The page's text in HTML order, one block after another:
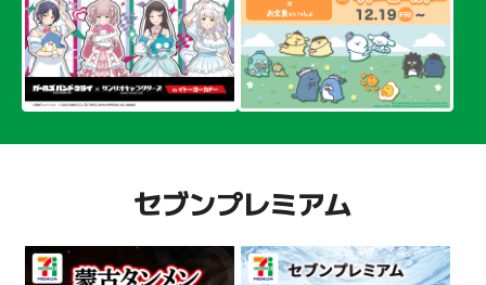
セブンプレミアム